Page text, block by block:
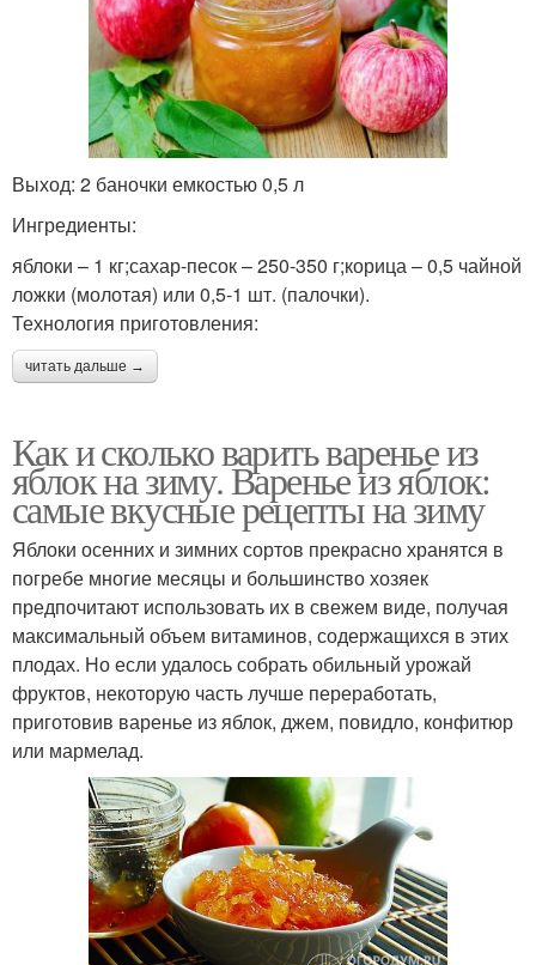
Выход: 2 баночки емкостью 0,5 л
Ингредиенты:
яблоки – 1 кг;сахар-песок – 250-350 г;корица – 0,5 чайной
ложки (молотая) или 0,5-1 шт. (палочки).
Технология приготовления:
читать дальше →
Как и сколько варить варенье из
яблок на зиму. Варенье из яблок:
самые вкусные рецепты на зиму
Яблоки осенних и зимних сортов прекрасно хранятся в
погребе многие месяцы и большинство хозяек
предпочитают использовать их в свежем виде, получая
максимальный объем витаминов, содержащихся в этих
плодах. Но если удалось собрать обильный урожай
фруктов, некоторую часть лучше переработать,
приготовив варенье из яблок, джем, повидло, конфитюр
или мармелад.